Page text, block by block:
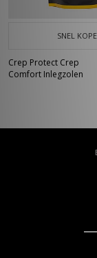
SNEL
Crep Protect Crep
Comfort Inlegzolen